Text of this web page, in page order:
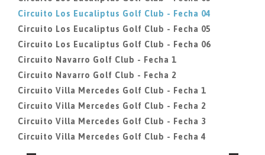
Circuito Los Eucaliptus Golf Club - Fecha 04
Circuito Los Eucaliptus Golf Club - Fecha 05
Circuito Los Eucaliptus Golf Club - Fecha 06
Circuito Navarro Golf Club - Fecha 1
Circuito Navarro Golf Club - Fecha 2
Circuito Villa Mercedes Golf Club - Fecha 1
Circuito Villa Mercedes Golf Club - Fecha 2
Circuito Villa Mercedes Golf Club - Fecha 3
Circuito Villa Mercedes Golf Club - Fecha 4